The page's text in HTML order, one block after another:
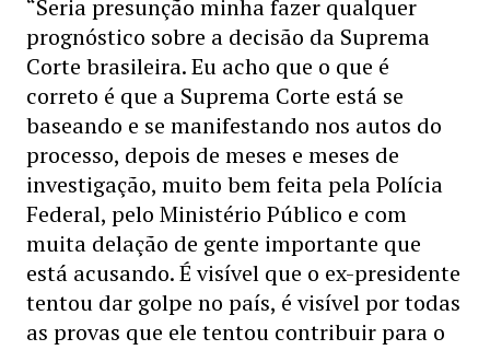
“Seria presunção minha fazer qualquer
prognóstico sobre a decisão da Suprema
Corte brasileira. Eu acho que o que é
correto é que a Suprema Corte está se
baseando e se manifestando nos autos do
processo, depois de meses e meses de
investigação, muito bem feita pela Polícia
Federal, pelo Ministério Público e com
muita delação de gente importante que
está acusando. É visível que o ex-presidente
tentou dar golpe no país, é visível por todas
as provas que ele tentou contribuir para o